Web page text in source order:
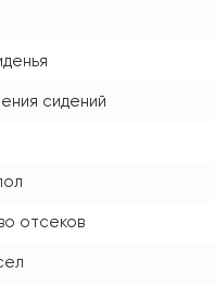
сидений
отсеков